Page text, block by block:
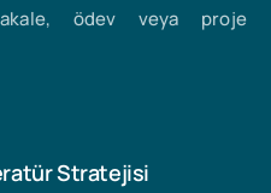
ödev veya proje
Stratejisi